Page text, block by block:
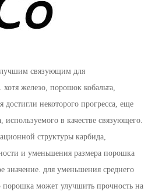
лучшим связующим для
железо, порошок кобальта,
некоторого прогресса, еще
используемого в качестве связующего.
структуры карбида,
и уменьшения размера порошка
значение. для уменьшения среднего
порошка может улучшить прочность на